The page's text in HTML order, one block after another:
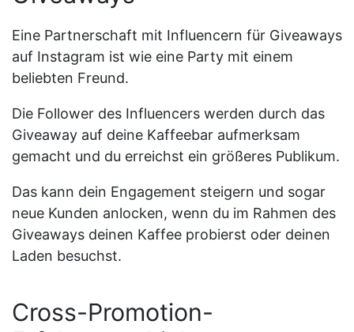
Eine Partnerschaft mit Influencern für Giveaways
auf Instagram ist wie eine Party mit einem
beliebten Freund.
Die Follower des Influencers werden durch das
Giveaway auf deine Kaffeebar aufmerksam
gemacht und du erreichst ein größeres Publikum.
Das kann dein Engagement steigern und sogar
neue Kunden anlocken, wenn du im Rahmen des
Giveaways deinen Kaffee probierst oder deinen
Laden besuchst.
Cross-Promotion-